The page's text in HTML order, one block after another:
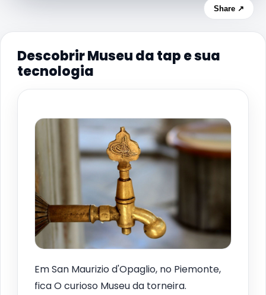
Share ↗
Descobrir Museu da tap e sua
tecnologia
Em San Maurizio d'Opaglio, no Piemonte,
fica O curioso Museu da torneira.